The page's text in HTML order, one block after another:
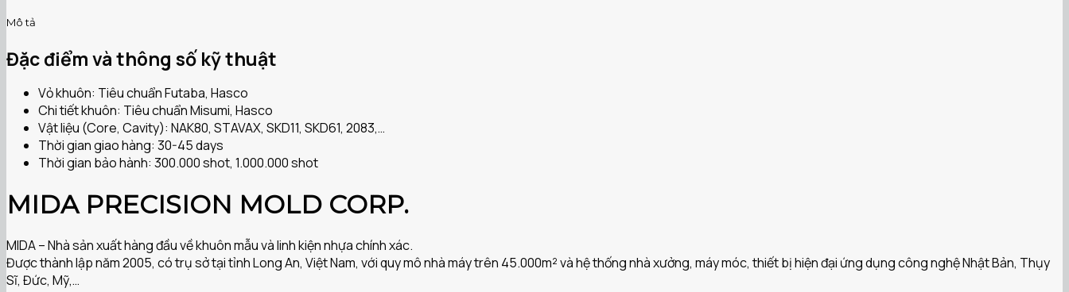
Mô tả
Đặc điểm và thông số kỹ thuật
Vỏ khuôn: Tiêu chuẩn Futaba, Hasco
Chi tiết khuôn: Tiêu chuẩn Misumi, Hasco
Vật liệu (Core, Cavity): NAK80, STAVAX, SKD11, SKD61, 2083,…
Thời gian giao hàng: 30-45 days
Thời gian bảo hành: 300.000 shot, 1.000.000 shot
MIDA PRECISION MOLD CORP.
MIDA – Nhà sản xuất hàng đầu về khuôn mẫu và linh kiện nhựa chính xác.
Được thành lập năm 2005, có trụ sở tại tỉnh Long An, Việt Nam, với quy mô nhà máy trên 45.000m² và hệ thống nhà xưởng, máy móc, thiết bị hiện đại ứng dụng công nghệ Nhật Bản, Thụy
Sĩ, Đức, Mỹ,…